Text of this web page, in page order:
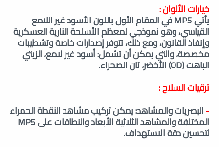
خيارات الألوان :
يأتي MP5 في المقام الأول باللون الأسود غير اللامع
القياسي، وهو نموذجي لمعظم الأسلحة النارية العسكرية
وإنفاذ القانون، ومع ذلك، تتوفر إصدارات خاصة وتشطيبات
مخصصة، والتي يمكن أن تشمل:أسود غير لامع،الزيتي
الباهت (OD) الأخضر،
تان الصحراء.
ترقيات السلاح :
-البصريات والمشاهد: يمكن تركيب مشاهد النقطة الحمراء
المختلفة والمشاهد الثلاثية الأبعاد والنطاقات على MP5
لتحسين دقة الاستهداف.